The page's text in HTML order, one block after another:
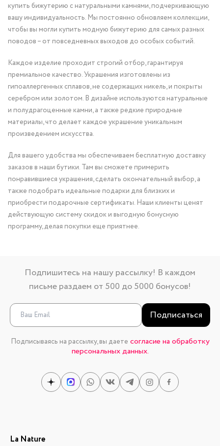
купить бижутерию с натуральными камнями, подчеркивающую
вашу индивидуальность. Мы постоянно обновляем коллекции,
чтобы вы могли купить модную бижутерию для самых разных
поводов – от повседневных выходов до особых событий.
Каждое изделие проходит строгий отбор, гарантируя
премиальное качество. Украшения изготовлены из
гипоаллергенных сплавов, не содержащих никель, и покрыты
серебром или золотом. В дизайне используются натуральные
и полудрагоценные камни, а также редкие природные
материалы, что делает каждое украшение уникальным
произведением искусства.
Для вашего удобства мы обеспечиваем бесплатную доставку
заказов в наши бутики. Там вы сможете примерить
понравившиеся украшения, сделать окончательный выбор, а
также подобрать идеальные подарки для близких и
приобрести подарочные сертификаты. Наши клиенты ценят
действующую систему скидок и выгодную бонусную
программу, делая покупки еще приятнее.
Подпишитесь на нашу рассылку! В каждом
письме раздаем от 500 до 5000 бонусов!
Подписаться
Подписываясь на рассылку, вы даете согласие на обработку
персональных данных.
La Nature